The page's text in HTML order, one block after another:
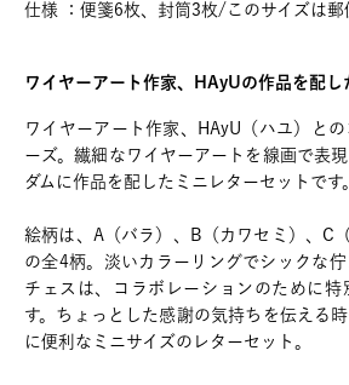
仕様 ：便箋6枚、封筒3枚/このサイズは郵
ワイヤーアート作家、HAyUの作品を配し
ワイヤーアート作家、HAyU（ハユ）と
ーズ。繊細なワイヤーアートを線画で表
ダムに作品を配したミニレターセットです。
絵柄は、A（バラ）、B（カワセミ）、C
の全4柄。淡いカラーリングでシックな佇
チェスは、コラボレーションのために
す。ちょっとした感謝の気持ちを伝える
に便利なミニサイズのレターセット。